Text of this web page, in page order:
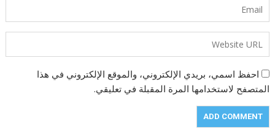
احفظ اسمي، بريدي الإلكتروني، والموقع الإلكتروني في هذا
المتصفح لاستخدامها المرة المقبلة في تعليقي.